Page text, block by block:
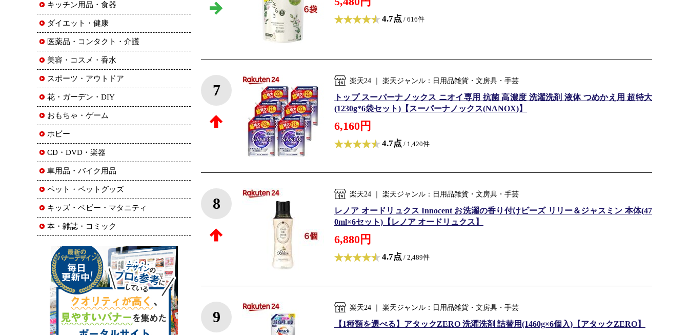
4.7点 / 616件
7
楽天24 ｜ 楽天ジャンル：日用品雑貨・文房具・手芸
トップ スーパーナノックス ニオイ専用 抗菌 高濃度 洗濯洗剤 液体 つめかえ用 超特大
(1230g*6袋セット)【スーパーナノックス(NANOX)】
6,160円
4.7点 / 1,420件
8
楽天24 ｜ 楽天ジャンル：日用品雑貨・文房具・手芸
レノア オードリュクス Innocent お洗濯の香り付けビーズ リリー＆ジャスミン 本体(47
0ml×6セット)【レノア オードリュクス】
6,880円
4.7点 / 2,489件
9
楽天24 ｜ 楽天ジャンル：日用品雑貨・文房具・手芸
【1種類を選べる】アタックZERO 洗濯洗剤 詰替用(1460g×6個入)【アタックZERO】
キッチン用品・食器
ダイエット・健康
医薬品・コンタクト・介護
美容・コスメ・香水
スポーツ・アウトドア
花・ガーデン・DIY
おもちゃ・ゲーム
ホビー
CD・DVD・楽器
車用品・バイク用品
ペット・ペットグッズ
キッズ・ベビー・マタニティ
本・雑誌・コミック